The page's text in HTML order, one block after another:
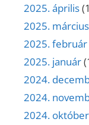
2025. április
2025. március
2025. február
2025. január
2024.
2024.
2024. október